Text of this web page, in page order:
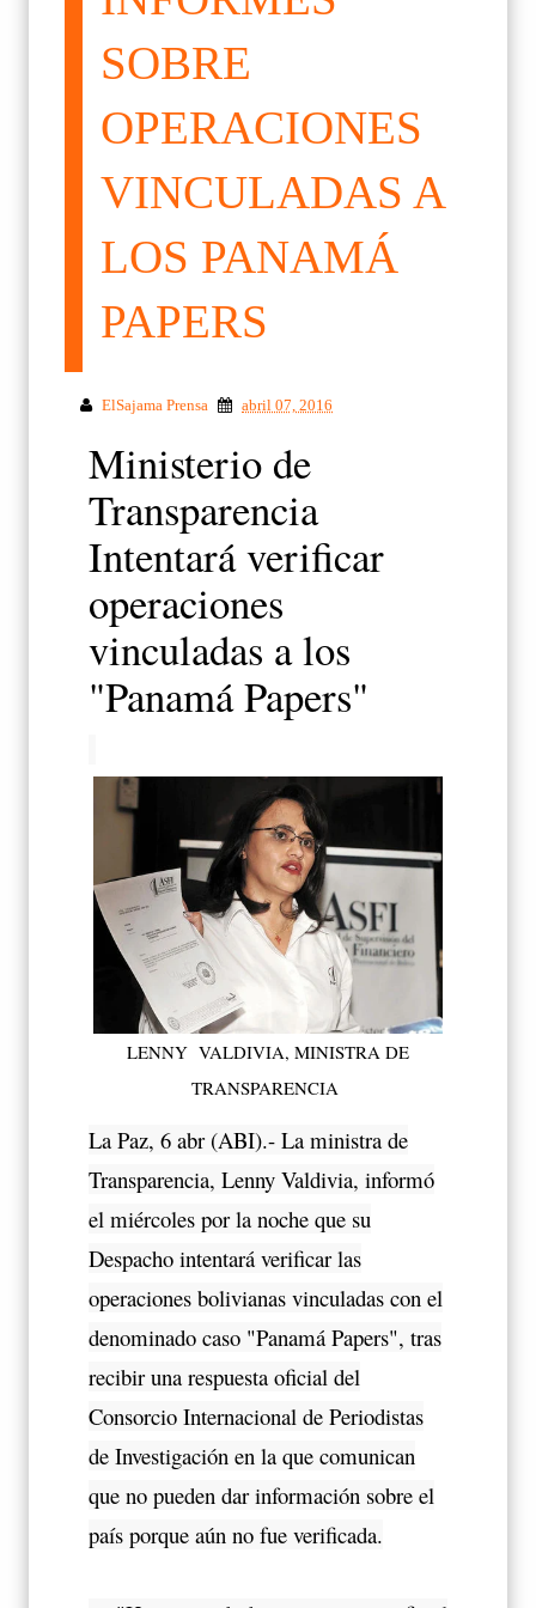
SOBRE
OPERACIONES
VINCULADAS A
LOS PANAMÁ
PAPERS
ElSajama Prensa abril 07, 2016
Ministerio de
Transparencia
Intentará verificar
operaciones
vinculadas a los
"Panamá Papers"
LENNY VALDIVIA, MINISTRA DE
TRANSPARENCIA
La Paz, 6 abr (ABI).- La ministra de
Transparencia, Lenny Valdivia, informó
el miércoles por la noche que su
Despacho intentará verificar las
operaciones bolivianas vinculadas con el
denominado caso "Panamá Papers", tras
recibir una respuesta oficial del
Consorcio Internacional de Periodistas
de Investigación en la que comunican
que no pueden dar información sobre el
país porque aún no fue verificada.